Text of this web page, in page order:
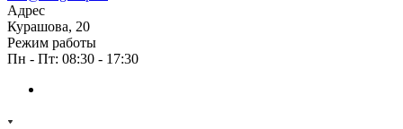
Адрес
Курашова, 20
Режим работы
Пн - Пт: 08:30 - 17:30